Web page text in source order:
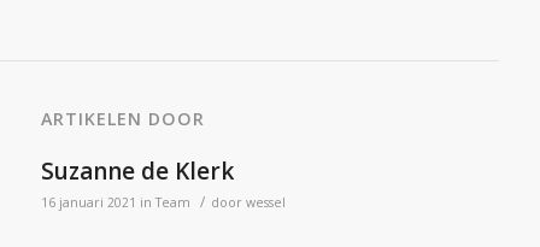
ARTIKELEN DOOR
Suzanne de Klerk
16 januari 2021 inTeam / door wessel